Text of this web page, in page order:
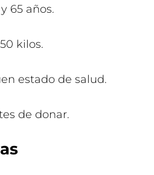
65 años.
kilos.
estado de salud.
de donar.